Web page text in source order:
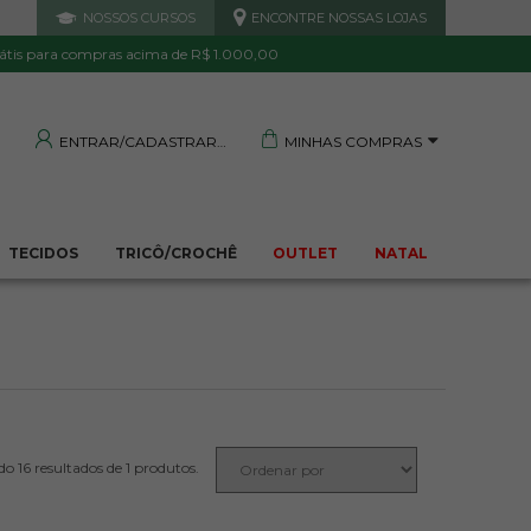
NOSSOS CURSOS ENCONTRE NOSSAS LOJAS
para compras acima de R$ 1.000,00
ENTRAR/CADASTRAR MINHAS COMPRAS
TECIDOS TRICÔ/CROCHÊ OUTLET NATAL
QUALIDADE TRANQUILIDADE E PROTEÇÃO
1